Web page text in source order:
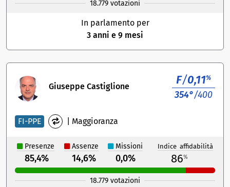
18.779 votazioni
In parlamento per
3 anni e 9 mesi
Giuseppe Castiglione F/0,11%
354°/400
FI-PPE Maggioranza
Presenze Assenze Missioni Indice affidabilità
85,4% 14,6% 0,0% 86%
18.779 votazioni